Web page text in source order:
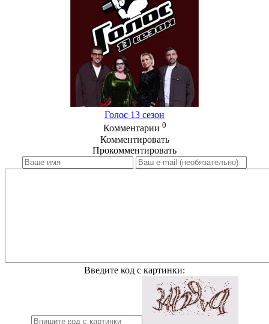
Голос 13 сезон
Комментарии 0
Комментировать
Прокомментировать
Введите код с картинки: